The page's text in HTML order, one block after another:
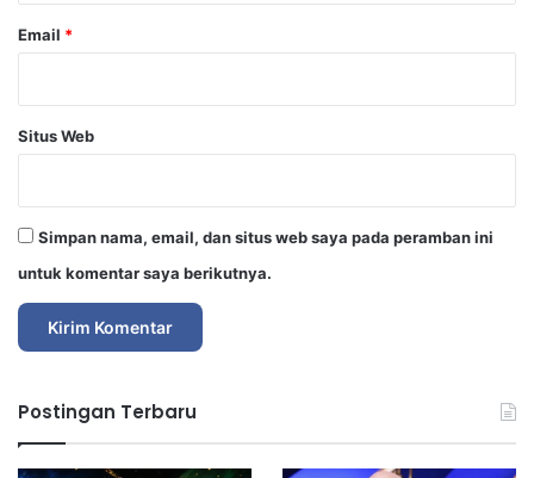
Email *
Situs Web
Simpan nama, email, dan situs web saya pada peramban ini
untuk komentar saya berikutnya.
Postingan Terbaru